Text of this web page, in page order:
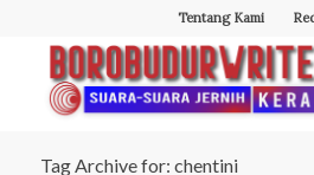
Tentang Kami
Tag Archive for: chentini